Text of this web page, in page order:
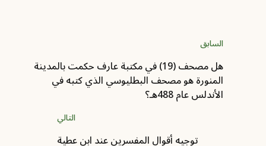
السابق
هل مصحف (19) في مكتبة عارف حكمت بالمدينة
المنورة هو مصحف البطليوسي الذي ‏كتبه في
الأندلس عام 488هـ؟
التالي
توجيه أقوال المفسرين عند ابن عطية